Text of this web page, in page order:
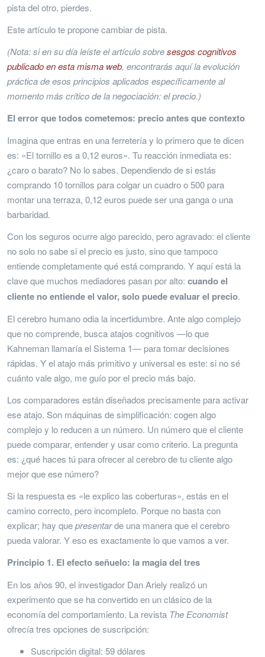
pista del otro, pierdes.
Este artículo te propone cambiar de pista.
(Nota: si en su día leíste el artículo sobresesgos cognitivos
publicado en esta misma web, encontrarás aquí la evolución
práctica de esos principios aplicados específicamente al
momento más crítico de la negociación: el precio.)
El error que todos cometemos: precio antes que contexto
Imagina que entras en una ferretería y lo primero que te dicen
es: «El tornillo es a 0,12 euros». Tu reacción inmediata es:
¿caro o barato? No lo sabes. Dependiendo de si estás
comprando 10 tornillos para colgar un cuadro o 500 para
montar una terraza, 0,12 euros puede ser una ganga o una
barbaridad.
Con los seguros ocurre algo parecido, pero agravado: el cliente
no solo no sabe si el precio es justo, sino que tampoco
entiende completamente qué está comprando. Y aquí está la
clave que muchos mediadores pasan por alto: cuando el
cliente no entiende el valor, solo puede evaluar el precio.
El cerebro humano odia la incertidumbre. Ante algo complejo
que no comprende, busca atajos cognitivos —lo que
Kahneman llamaría el Sistema 1— para tomar decisiones
rápidas. Y el atajo más primitivo y universal es este: si no sé
cuánto vale algo, me guío por el precio más bajo.
Los comparadores están diseñados precisamente para activar
ese atajo. Son máquinas de simplificación: cogen algo
complejo y lo reducen a un número. Un número que el cliente
puede comparar, entender y usar como criterio. La pregunta
es: ¿qué haces tú para ofrecer al cerebro de tu cliente algo
mejor que ese número?
Si la respuesta es «le explico las coberturas», estás en el
camino correcto, pero incompleto. Porque no basta con
explicar; hay quepresentarde una manera que el cerebro
pueda valorar. Y eso es exactamente lo que vamos a ver.
Principio 1. El efecto señuelo: la magia del tres
En los años 90, el investigador Dan Ariely realizó un
experimento que se ha convertido en un clásico de la
economía del comportamiento. La revista The Economist
ofrecía tres opciones de suscripción:
Suscripción digital: 59 dólares